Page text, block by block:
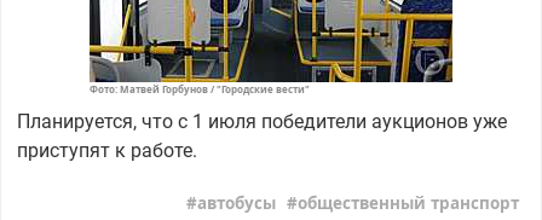
Фото: Матвей Горбунов / "Городские вести"
Планируется, что с 1 июля победители аукционов уже
приступят к работе.
автобусы общественный транспорт